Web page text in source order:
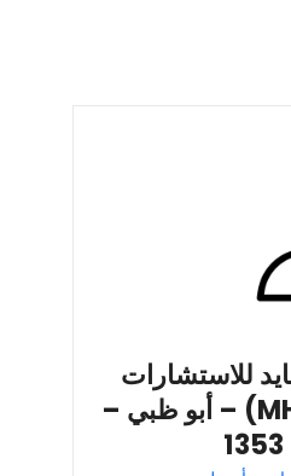
للاستشارات
التجارية (MHBC) – أبو ظبي –